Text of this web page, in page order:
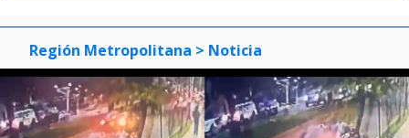
Región Metropolitana > Noticia